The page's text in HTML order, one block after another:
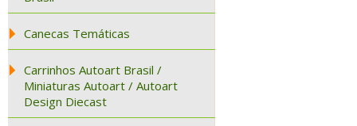
Canecas Temáticas
Carrinhos Autoart Brasil /
Miniaturas Autoart / Autoart
Design Diecast